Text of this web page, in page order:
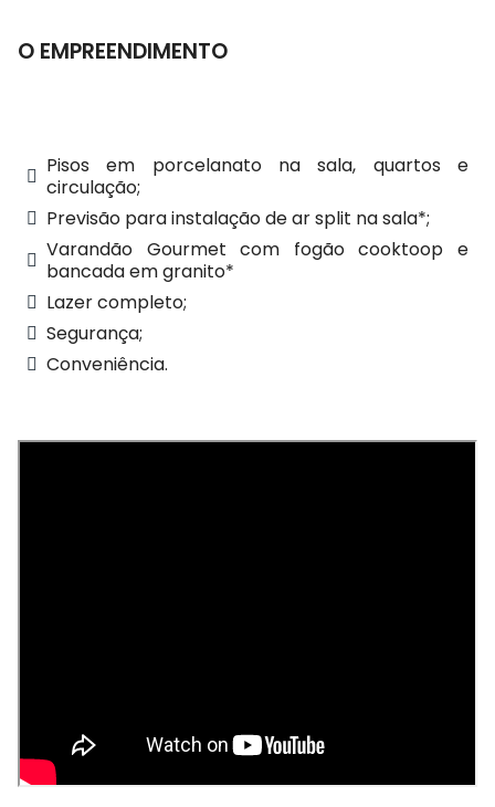
O EMPREENDIMENTO
Pisos em porcelanato na sala, quartos e
circulação;
Previsão para instalação de ar split na sala*;
Varandão Gourmet com fogão cooktoop e
bancada em granito*
Lazer completo;
Segurança;
Conveniência.